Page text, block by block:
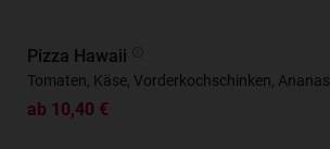
Pizza Hawaii
Tomaten, Käse, Vorderkochschinken, Ananas
ab 10,40 €